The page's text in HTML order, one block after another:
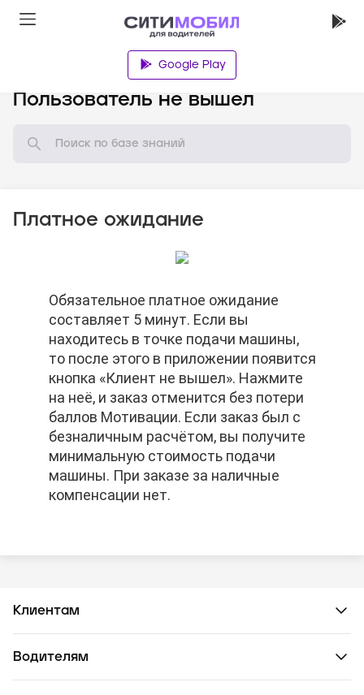
Google Play
Пользователь не вышел
Платное ожидание
Обязательное платное ожидание
составляет 5 минут. Если вы
находитесь в точке подачи машины,
то после этого в приложении появится
кнопка «Клиент не вышел». Нажмите
на неё, и заказ отменится без потери
баллов Мотивации. Если заказ был с
безналичным расчётом, вы получите
минимальную стоимость подачи
машины. При заказе за наличные
компенсации нет.
Обязательное платное ожидание
составляет 5 минут. Если вы
находитесь в точке подачи машины,
то после этого в приложении появится
кнопка «Клиент не вышел». Нажмите
на неё, и заказ отменится без потери
баллов Мотивации. Если заказ был с
безналичным расчётом, вы получите
минимальную стоимость подачи
машины. При заказе за наличные
компенсации нет.
Обязательное платное ожидание
составляет 5 минут. Если вы
находитесь в точке подачи машины,
то после этого в приложении появится
кнопка «Клиент не вышел». Нажмите
на неё, и заказ отменится без потери
баллов Мотивации. Если заказ был с
безналичным расчётом, вы получите
минимальную стоимость подачи
машины. При заказе за наличные
компенсации нет.
Клиентам
Водителям